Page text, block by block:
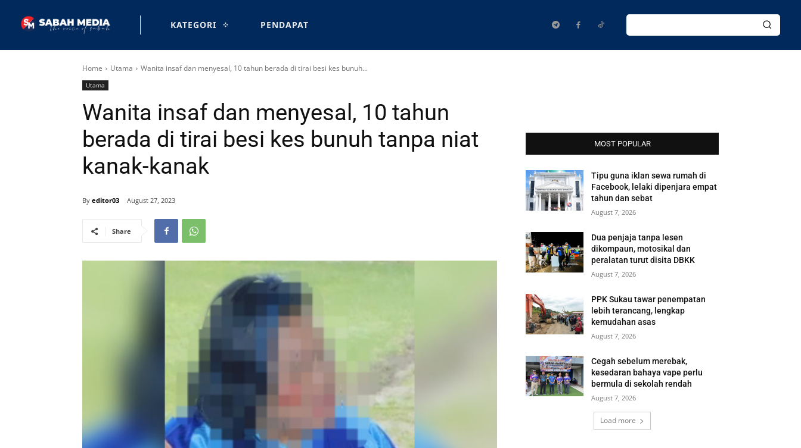
KATEGORI PENDAPAT
Home Utama Wanita insaf dan menyesal, 10 tahun berada di tirai besi kes bunuh...
Utama
Wanita insaf dan menyesal, 10 tahun
berada di tirai besi kes bunuh tanpa niat
kanak-kanak
By editor03 August 27, 2023
Share
MOST POPULAR
Tipu guna iklan sewa rumah di
Facebook, lelaki dipenjara empat
tahun dan sebat
August 7, 2026
Dua penjaja tanpa lesen
dikompaun, motosikal dan
peralatan turut disita DBKK
August 7, 2026
PPK Sukau tawar penempatan
lebih terancang, lengkap
kemudahan asas
August 7, 2026
Cegah sebelum merebak,
kesedaran bahaya vape perlu
bermula di sekolah rendah
August 7, 2026
Load more